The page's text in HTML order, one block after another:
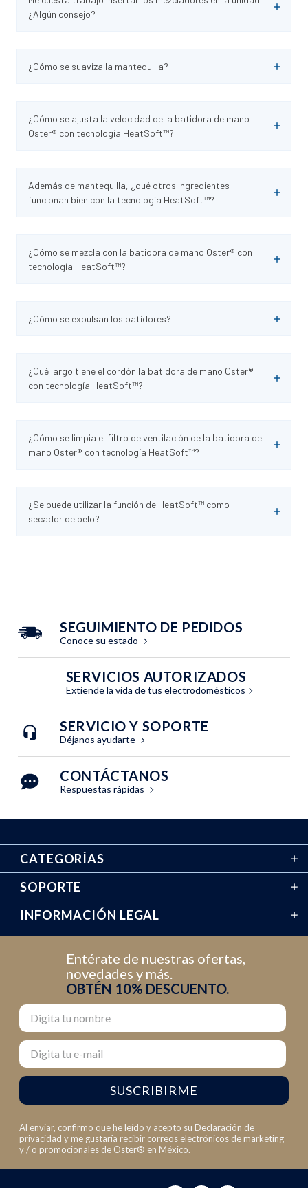
¿Algún consejo?
¿Cómo se suaviza la mantequilla?
¿Cómo se ajusta la velocidad de la batidora de mano
Oster® con tecnología HeatSoft™?
Además de mantequilla, ¿qué otros ingredientes
funcionan bien con la tecnología HeatSoft™?
¿Cómo se mezcla con la batidora de mano Oster® con
tecnología HeatSoft™?
¿Cómo se expulsan los batidores?
¿Qué largo tiene el cordón la batidora de mano Oster®
con tecnología HeatSoft™?
¿Cómo se limpia el filtro de ventilación de la batidora de
mano Oster® con tecnología HeatSoft™?
¿Se puede utilizar la función de HeatSoft™ como
secador de pelo?
SEGUIMIENTO DE PEDIDOS
Conoce su estado
SERVICIOS AUTORIZADOS
Extiende la vida de tus electrodomésticos
SERVICIO Y SOPORTE
Déjanos ayudarte
CONTÁCTANOS
Respuestas rápidas
CATEGORÍAS
SOPORTE
INFORMACIÓN LEGAL
Entérate de nuestras ofertas,
novedades y más.
OBTÉN 10% DESCUENTO.
Nombre
Email
SUSCRIBIRME
Al enviar, confirmo que he leído y acepto su Declaración de
privacidad y me gustaría recibir correos electrónicos de marketing
y / o promocionales de Oster® en México.